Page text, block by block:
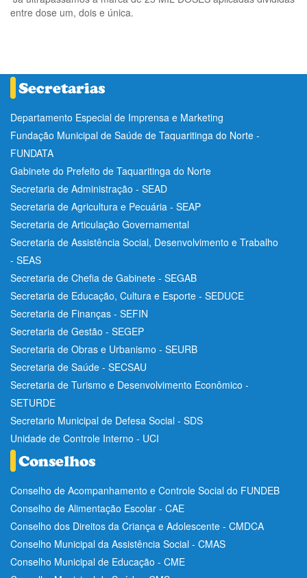
entre dose um, dois e única.
Departamento Especial de Imprensa e Marketing
Fundação Municipal de Saúde de Taquaritinga do Norte -
FUNDATA
Gabinete do Prefeito de Taquaritinga do Norte
Secretaria de Administração - SEAD
Secretaria de Agricultura e Pecuária - SEAP
Secretaria de Articulação Governamental
Secretaria de Assistência Social, Desenvolvimento e Trabalho
- SEAS
Secretaria de Chefia de Gabinete - SEGAB
Secretaria de Educação, Cultura e Esporte - SEDUCE
Secretaria de Finanças - SEFIN
Secretaria de Gestão - SEGEP
Secretaria de Obras e Urbanismo - SEURB
Secretaria de Saúde - SECSAU
Secretaria de Turismo e Desenvolvimento Econômico -
SETURDE
Secretario Municipal de Defesa Social - SDS
Unidade de Controle Interno - UCI
Conselho de Acompanhamento e Controle Social do FUNDEB
Conselho de Alimentação Escolar - CAE
Conselho dos Direitos da Criança e Adolescente - CMDCA
Conselho Municipal da Assistência Social - CMAS
Conselho Municipal de Educação - CME